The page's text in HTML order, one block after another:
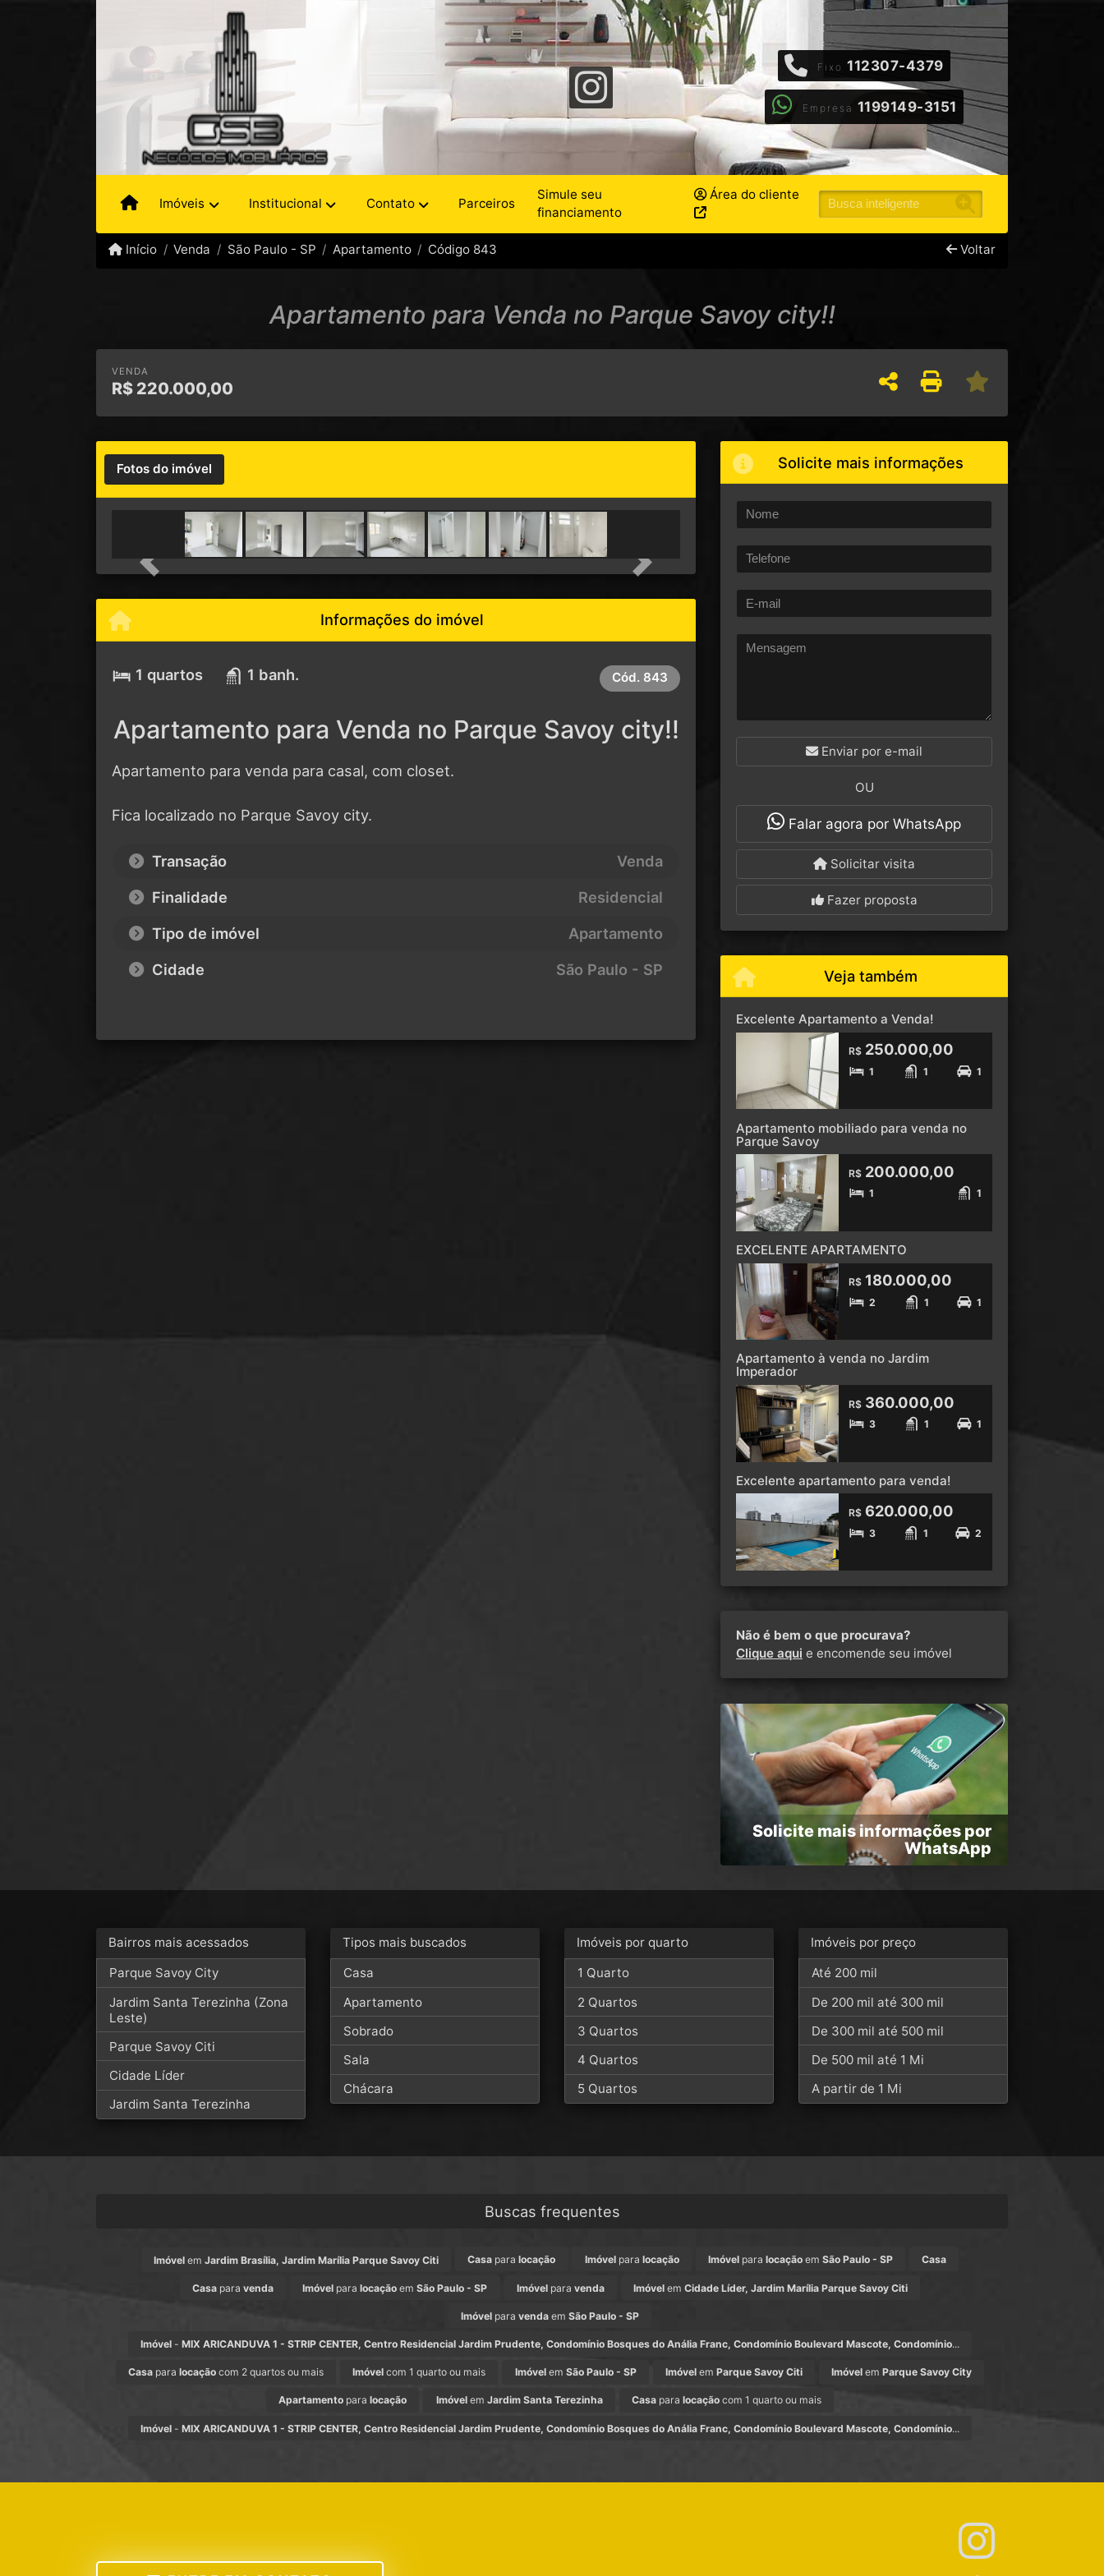
Fixo112307-4379
Empresa 1199149-3151
Imóveis Institucional Contato Parceiros
Simule seu
financiamento
Área do cliente
Início Venda São Paulo - SP Apartamento Código 843 Voltar
Apartamento para Venda no Parque Savoy city!!
VENDA
R$ 220.000,00
Fotos do imóvel
Previous Next
Informações do imóvel
1 quartos 1 banh. Cód. 843
Apartamento para Venda no Parque Savoy city!!
Apartamento para venda para casal, com closet.
Fica localizado no Parque Savoy city.
Transação
Venda
Finalidade
Residencial
Tipo de imóvel
Apartamento
Cidade
São Paulo - SP
Solicite mais informações
Enviar por e-mail
OU
Falar agora por WhatsApp
Solicitar visita
Fazer proposta
Veja também
Excelente Apartamento a Venda!
R$250.000,00
1 1 1
Apartamento mobiliado para venda no
Parque Savoy
R$200.000,00
1 1
EXCELENTE APARTAMENTO
R$180.000,00
2 1 1
Apartamento à venda no Jardim
Imperador
R$360.000,00
3 1 1
Excelente apartamento para venda!
R$620.000,00
3 1 2
Não é bem o que procurava?
Clique aqui e encomende seu imóvel
Solicite mais informações por
WhatsApp
Bairros mais acessados
Parque Savoy City
Jardim Santa Terezinha (Zona
Leste)
Parque Savoy Citi
Cidade Líder
Jardim Santa Terezinha
Tipos mais buscados
Casa
Apartamento
Sobrado
Sala
Chácara
Imóveis por quarto
1 Quarto
2 Quartos
3 Quartos
4 Quartos
5 Quartos
Imóveis por preço
Até 200 mil
De 200 mil até 300 mil
De 300 mil até 500 mil
De 500 mil até 1 Mi
A partir de 1 Mi
Buscas frequentes
Imóvelem Jardim Brasília, Jardim Marília Parque Savoy Citi Casa paralocação Imóvelpara locação Imóvelpara locaçãoem São Paulo - SP Casa
Casapara venda Imóvel paralocação emSão Paulo - SP Imóvelpara venda Imóvel emCidade Líder, Jardim Marília Parque Savoy Citi
Imóvel para venda em São Paulo - SP
Imóvel - MIX ARICANDUVA 1 - STRIP CENTER, Centro Residencial Jardim Prudente, Condomínio Bosques do Anália Franc, Condomínio Boulevard Mascote, Condomínio...
Casapara locaçãocom 2 quartos ou mais Imóvel com 1 quarto ou mais Imóvelem São Paulo - SP Imóvelem Parque Savoy Citi Imóvel emParque Savoy City
Apartamento paralocação Imóvelem Jardim Santa Terezinha Casapara locaçãocom 1 quarto ou mais
Imóvel - MIX ARICANDUVA 1 - STRIP CENTER, Centro Residencial Jardim Prudente, Condomínio Bosques do Anália Franc, Condomínio Boulevard Mascote, Condomínio...